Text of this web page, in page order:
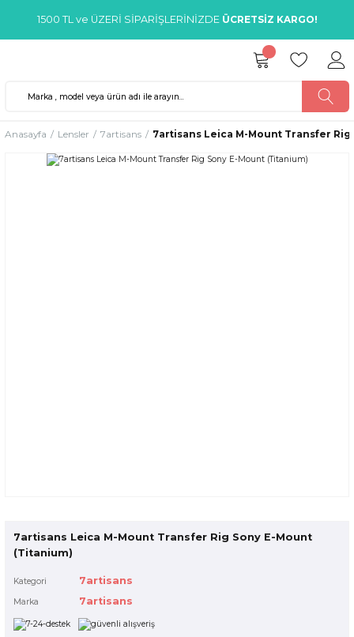
1500 TL ve ÜZERİ SİPARİŞLERİNİZDE ÜCRETSİZ KARGO!
Anasayfa Lensler 7artisans 7artisans Leica M-Mount Transfer
7artisans Leica M-Mount Transfer Rig Sony E-Mount
(Titanium)
Kategori 7artisans
Marka 7artisans